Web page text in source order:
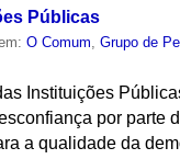
Públicas
O Comum,Grupo de
Instituições
por parte
a qualidade da